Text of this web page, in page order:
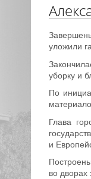
уложили
уборку и
По
Глава
и
во дворах